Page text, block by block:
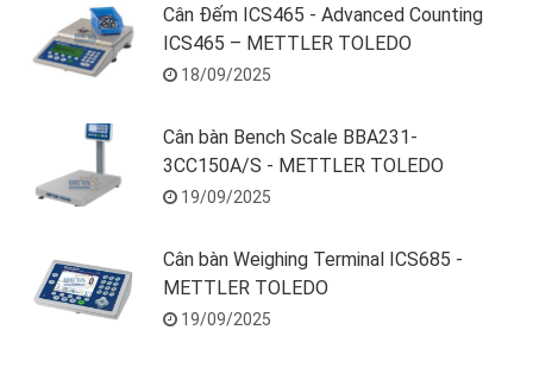
Cân Đếm ICS465 - Advanced Counting
ICS465 – METTLER TOLEDO
18/09/2025
Cân bàn Bench Scale BBA231-
3CC150A/S - METTLER TOLEDO
19/09/2025
Cân bàn Weighing Terminal ICS685 -
METTLER TOLEDO
19/09/2025